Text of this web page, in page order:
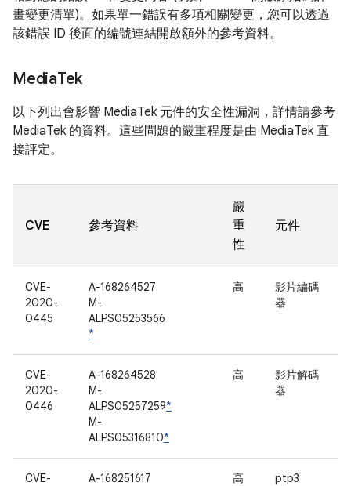
畫變更清單)。如果單一錯誤有多項相關變更，您可以透過
該錯誤 ID 後面的編號連結開啟額外的參考資料。
MediaTek
以下列出會影響 MediaTek 元件的安全性漏洞，詳情請參考
MediaTek 的資料。這些問題的嚴重程度是由 MediaTek 直
接評定。
CVE 參考資料
嚴
重
性
元件
CVE-
2020-
0445
A-168264527
M-
ALPS05253566
*
高
影片編碼
器
CVE-
2020-
0446
A-168264528
M-
ALPS05257259*
M-
ALPS05316810*
高
影片解碼
器
CVE-
A-168251617
高 ptp3